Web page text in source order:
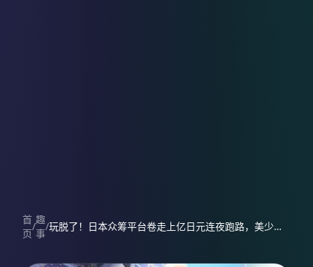
首
页
/
趣
事
/ 玩脱了！日本众筹平台卷走上亿日元连夜跑路，美少女游戏《PURGATORY：BLUE》惨遭背刺，开发者：砸锅卖铁也要交差！